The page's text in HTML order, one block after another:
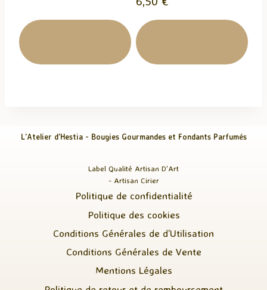
L'Atelier d'Hestia - Bougies Gourmandes et Fondants Parfumés
Label Qualité Artisan D'Art
- Artisan Cirier
Politique de confidentialité
Politique des cookies
Conditions Générales de d’Utilisation
Conditions Générales de Vente
Mentions Légales